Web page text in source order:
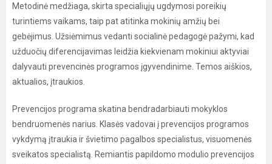
Metodinė medžiaga, skirta specialiųjų ugdymosi poreikių
turintiems vaikams, taip pat atitinka mokinių amžių bei
gebėjimus. Užsiėmimus vedanti socialinė pedagogė pažymi, kad
užduočių diferencijavimas leidžia kiekvienam mokiniui aktyviai
dalyvauti prevencinės programos įgyvendinime. Temos aiškios,
aktualios, įtraukios.
Prevencijos programa skatina bendradarbiauti mokyklos
bendruomenės narius. Klasės vadovai į prevencijos programos
vykdymą įtraukia ir švietimo pagalbos specialistus, visuomenės
sveikatos specialistą. Remiantis papildomo modulio prevencijos